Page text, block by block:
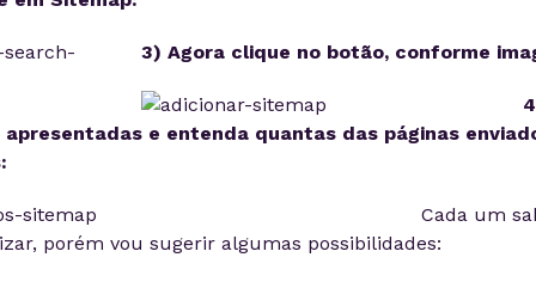
3) Agora clique no botão, conforme
e entenda quantas das páginas
Cada um
porém vou sugerir algumas possibilidades: